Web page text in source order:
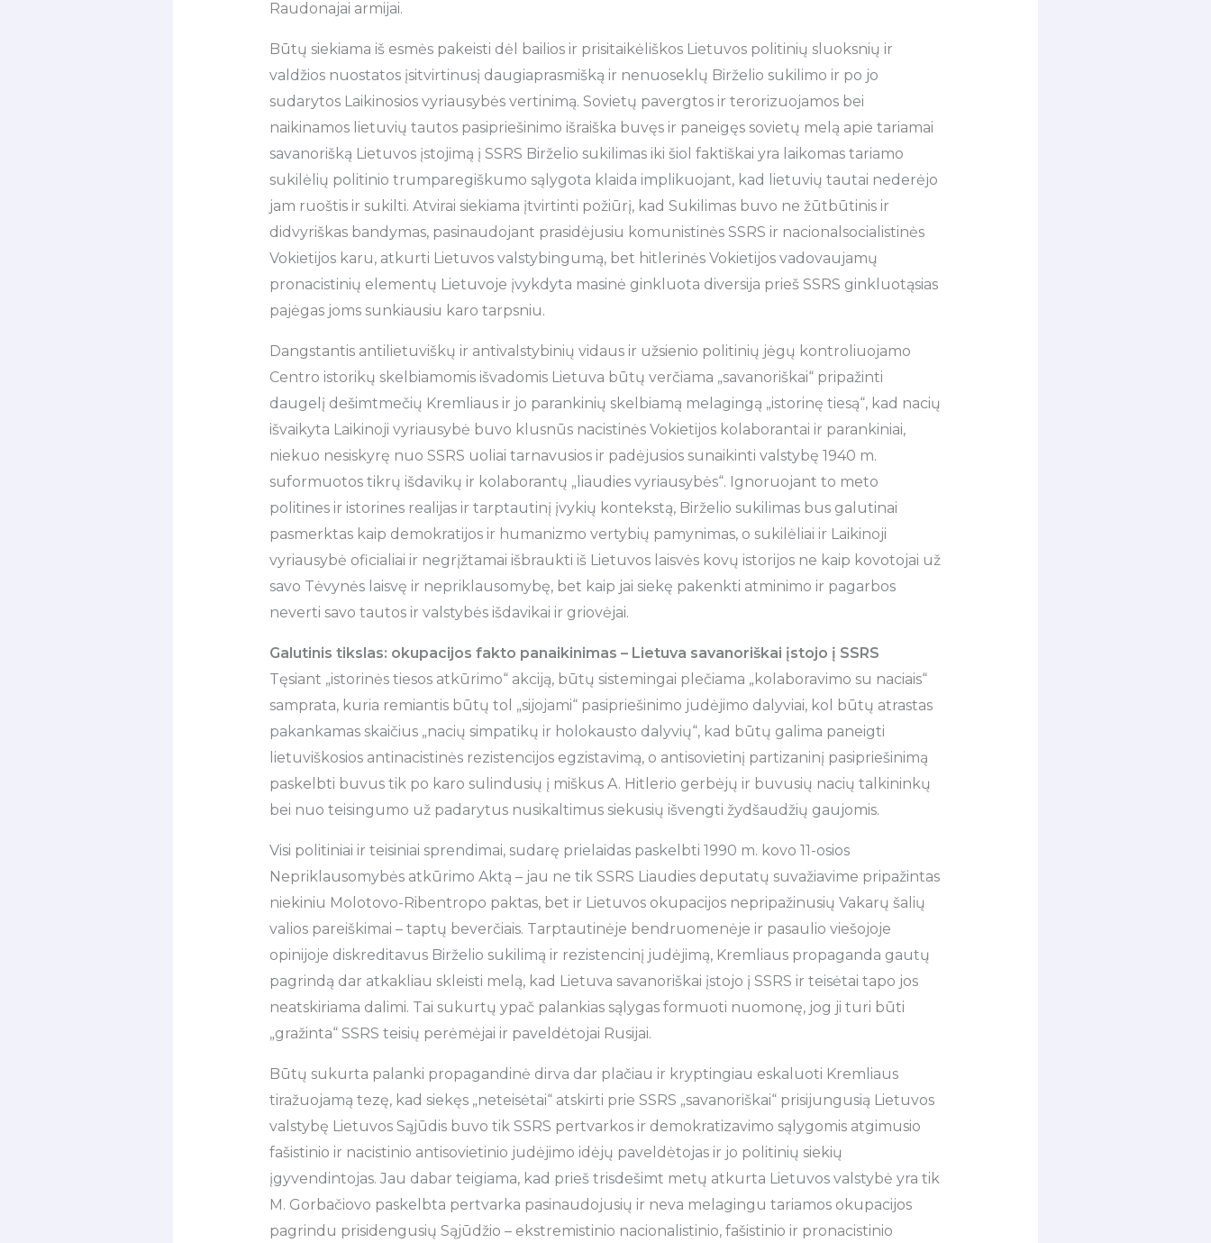
Raudonajai armijai.
Būtų siekiama iš esmės pakeisti dėl bailios ir prisitaikėliškos Lietuvos politinių sluoksnių ir
valdžios nuostatos įsitvirtinusį daugiaprasmišką ir nenuoseklų Birželio sukilimo ir po jo
sudarytos Laikinosios vyriausybės vertinimą. Sovietų pavergtos ir terorizuojamos bei
naikinamos lietuvių tautos pasipriešinimo išraiška buvęs ir paneigęs sovietų melą apie tariamai
savanorišką Lietuvos įstojimą į SSRS Birželio sukilimas iki šiol faktiškai yra laikomas tariamo
sukilėlių politinio trumparegiškumo sąlygota klaida implikuojant, kad lietuvių tautai nederėjo
jam ruoštis ir sukilti. Atvirai siekiama įtvirtinti požiūrį, kad Sukilimas buvo ne žūtbūtinis ir
didvyriškas bandymas, pasinaudojant prasidėjusiu komunistinės SSRS ir nacionalsocialistinės
Vokietijos karu, atkurti Lietuvos valstybingumą, bet hitlerinės Vokietijos vadovaujamų
pronacistinių elementų Lietuvoje įvykdyta masinė ginkluota diversija prieš SSRS ginkluotąsias
pajėgas joms sunkiausiu karo tarpsniu.
Dangstantis antilietuviškų ir antivalstybinių vidaus ir užsienio politinių jėgų kontroliuojamo
Centro istorikų skelbiamomis išvadomis Lietuva būtų verčiama „savanoriškai“ pripažinti
daugelį dešimtmečių Kremliaus ir jo parankinių skelbiamą melagingą „istorinę tiesą“, kad nacių
išvaikyta Laikinoji vyriausybė buvo klusnūs nacistinės Vokietijos kolaborantai ir parankiniai,
niekuo nesiskyrę nuo SSRS uoliai tarnavusios ir padėjusios sunaikinti valstybę 1940 m.
suformuotos tikrų išdavikų ir kolaborantų „liaudies vyriausybės“. Ignoruojant to meto
politines ir istorines realijas ir tarptautinį įvykių kontekstą, Birželio sukilimas bus galutinai
pasmerktas kaip demokratijos ir humanizmo vertybių pamynimas, o sukilėliai ir Laikinoji
vyriausybė oficialiai ir negrįžtamai išbraukti iš Lietuvos laisvės kovų istorijos ne kaip kovotojai už
savo Tėvynės laisvę ir nepriklausomybę, bet kaip jai siekę pakenkti atminimo ir pagarbos
neverti savo tautos ir valstybės išdavikai ir griovėjai.
Galutinis tikslas: okupacijos fakto panaikinimas – Lietuva savanoriškai įstojo į SSRS
Tęsiant „istorinės tiesos atkūrimo“ akciją, būtų sistemingai plečiama „kolaboravimo su naciais“
samprata, kuria remiantis būtų tol „sijojami“ pasipriešinimo judėjimo dalyviai, kol būtų atrastas
pakankamas skaičius „nacių simpatikų ir holokausto dalyvių“, kad būtų galima paneigti
lietuviškosios antinacistinės rezistencijos egzistavimą, o antisovietinį partizaninį pasipriešinimą
paskelbti buvus tik po karo sulindusių į miškus A. Hitlerio gerbėjų ir buvusių nacių talkininkų
bei nuo teisingumo už padarytus nusikaltimus siekusių išvengti žydšaudžių gaujomis.
Visi politiniai ir teisiniai sprendimai, sudarę prielaidas paskelbti 1990 m. kovo 11-osios
Nepriklausomybės atkūrimo Aktą – jau ne tik SSRS Liaudies deputatų suvažiavime pripažintas
niekiniu Molotovo-Ribentropo paktas, bet ir Lietuvos okupacijos nepripažinusių Vakarų šalių
valios pareiškimai – taptų beverčiais. Tarptautinėje bendruomenėje ir pasaulio viešojoje
opinijoje diskreditavus Birželio sukilimą ir rezistencinį judėjimą, Kremliaus propaganda gautų
pagrindą dar atkakliau skleisti melą, kad Lietuva savanoriškai įstojo į SSRS ir teisėtai tapo jos
neatskiriama dalimi. Tai sukurtų ypač palankias sąlygas formuoti nuomonę, jog ji turi būti
„gražinta“ SSRS teisių perėmėjai ir paveldėtojai Rusijai.
Būtų sukurta palanki propagandinė dirva dar plačiau ir kryptingiau eskaluoti Kremliaus
tiražuojamą tezę, kad siekęs „neteisėtai“ atskirti prie SSRS „savanoriškai“ prisijungusią Lietuvos
valstybę Lietuvos Sąjūdis buvo tik SSRS pertvarkos ir demokratizavimo sąlygomis atgimusio
fašistinio ir nacistinio antisovietinio judėjimo idėjų paveldėtojas ir jo politinių siekių
įgyvendintojas. Jau dabar teigiama, kad prieš trisdešimt metų atkurta Lietuvos valstybė yra tik
M. Gorbačiovo paskelbta pertvarka pasinaudojusių ir neva melagingu tariamos okupacijos
pagrindu prisidengusių Sąjūdžio – ekstremistinio nacionalistinio, fašistinio ir pronacistinio